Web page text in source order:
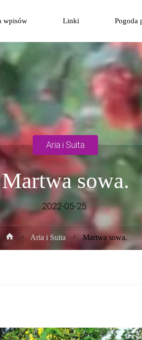
wpisów Linki Pogoda
Martwa sowa.
2022-05-25
Aria i Suita
Strona
główna
Aria i Suita Martwa sowa.